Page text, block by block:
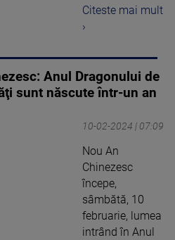
Citeste mai mult
›
Anul Dragonului de
sunt născute într-un an
10-02-2024 | 07:09
Nou An
Chinezesc
începe,
sâmbătă, 10
februarie, lumea
intrând în Anul